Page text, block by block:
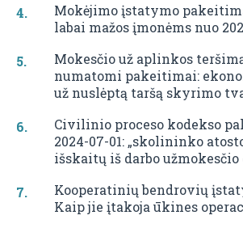
Mokėjimo įstatymo
labai mažos įmonėms nuo
Mokesčio už aplinkos
numatomi pakeitimai:
už nuslėptą taršą skyrimo
Civilinio proceso kodekso
2024-07-01: „skolininko
išskaitų iš darbo
Kooperatinių bendrovių
Kaip jie įtakoja ūkines